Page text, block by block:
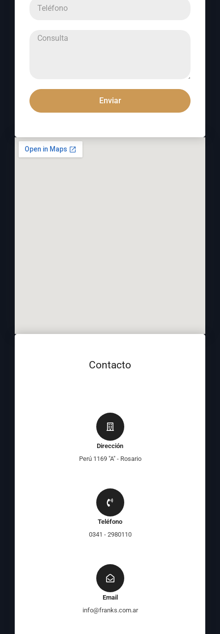
Contacto
Dirección
Perú 1169 "A" - Rosario
Teléfono
0341 - 2980110
Email
info@franks.com.ar
Enviar